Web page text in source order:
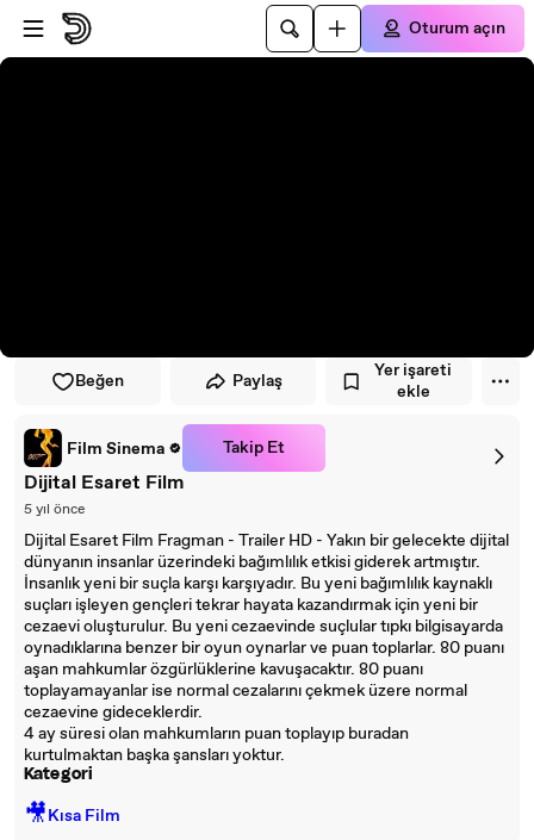
Oynatıcıya atla
Ana içeriğe atla
Oturum açın
Beğen Paylaş
Yer işareti
ekle
Film Sinema Takip Et
Dijital Esaret Film
5 yıl önce
Dijital Esaret Film Fragman - Trailer HD - Yakın bir gelecekte dijital
dünyanın insanlar üzerindeki bağımlılık etkisi giderek artmıştır.
İnsanlık yeni bir suçla karşı karşıyadır. Bu yeni bağımlılık kaynaklı
suçları işleyen gençleri tekrar hayata kazandırmak için yeni bir
cezaevi oluşturulur. Bu yeni cezaevinde suçlular tıpkı bilgisayarda
oynadıklarına benzer bir oyun oynarlar ve puan toplarlar. 80 puanı
aşan mahkumlar özgürlüklerine kavuşacaktır. 80 puanı
toplayamayanlar ise normal cezalarını çekmek üzere normal
cezaevine gideceklerdir.
4 ay süresi olan mahkumların puan toplayıp buradan
kurtulmaktan başka şansları yoktur.
Kategori
🎥Kısa Film